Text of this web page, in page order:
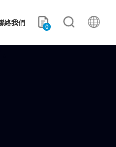
絡我們 0